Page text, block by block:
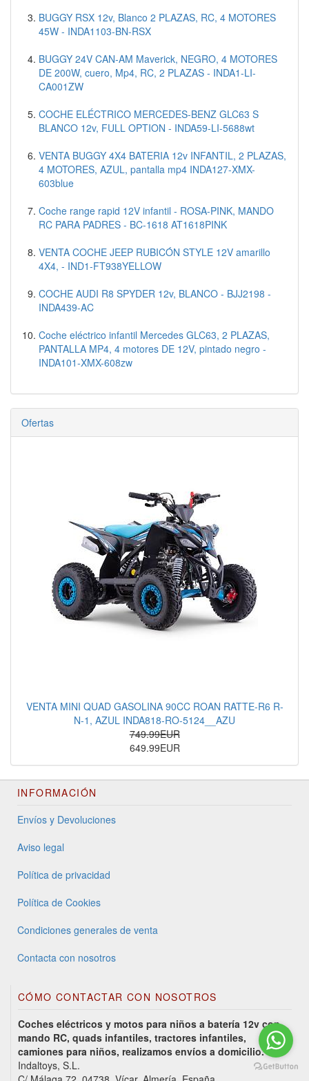
BUGGY RSX 12v, Blanco 2 PLAZAS, RC, 4 MOTORES
45W - INDA1103-BN-RSX
BUGGY 24V CAN-AM Maverick, NEGRO, 4 MOTORES
DE 200W, cuero, Mp4, RC, 2 PLAZAS - INDA1-LI-
CA001ZW
COCHE ELÉCTRICO MERCEDES-BENZ GLC63 S
BLANCO 12v, FULL OPTION - INDA59-LI-5688wt
VENTA BUGGY 4X4 BATERIA 12v INFANTIL, 2 PLAZAS,
4 MOTORES, AZUL, pantalla mp4 INDA127-XMX-
603blue
Coche range rapid 12V infantil - ROSA-PINK, MANDO
RC PARA PADRES - BC-1618 AT1618PINK
VENTA COCHE JEEP RUBICÓN STYLE 12V amarillo
4X4, - IND1-FT938YELLOW
COCHE AUDI R8 SPYDER 12v, BLANCO - BJJ2198 -
INDA439-AC
Coche eléctrico infantil Mercedes GLC63, 2 PLAZAS,
PANTALLA MP4, 4 motores DE 12V, pintado negro -
INDA101-XMX-608zw
Ofertas
VENTA MINI QUAD GASOLINA 90CC ROAN RATTE-R6 R-
N-1, AZUL INDA818-RO-5124__AZU
749.99EUR
649.99EUR
INFORMACIÓN
Envíos y Devoluciones
Aviso legal
Política de privacidad
Política de Cookies
Condiciones generales de venta
Contacta con nosotros
CÓMO CONTACTAR CON NOSOTROS
Coches eléctricos y motos para niños a batería 12v con
mando RC, quads infantiles, tractores infantiles,
camiones para niños, realizamos envíos a domicilio.
Indaltoys, S.L.